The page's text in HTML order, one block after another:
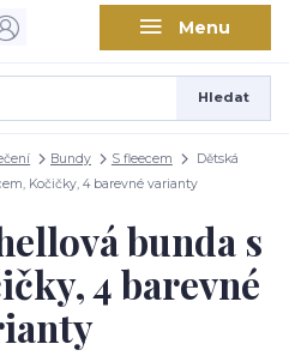
Menu
Hledat
Bundy S fleecem
Dětská
Kočičky, 4 barevné varianty
bunda s
4 barevné